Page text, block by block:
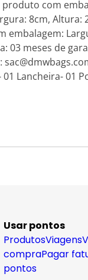
com
8cm, Altura:
embalagem:
03 meses de
Lancheira- 01
Usar pontos
ProdutosViagens
compraPagar
pontos